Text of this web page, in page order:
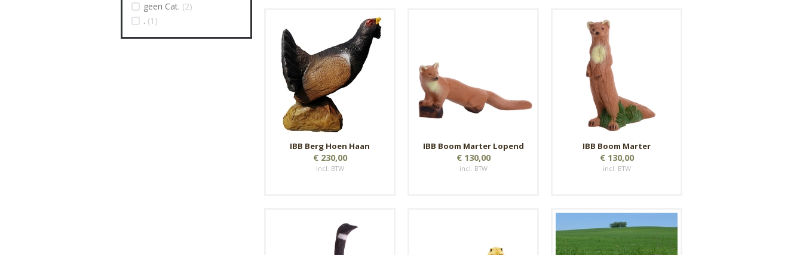
geen Cat. (2)
. (1)
IBB Berg Hoen Haan
€ 230,00
incl. BTW
IBB Boom Marter Lopend
€ 130,00
incl. BTW
IBB Boom Marter
€ 130,00
incl. BTW